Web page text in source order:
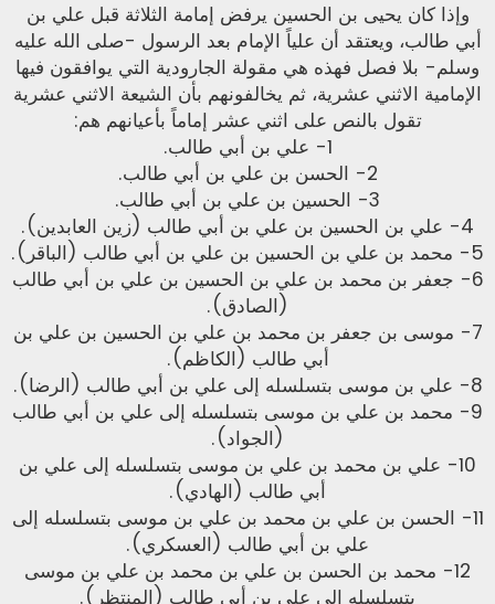
ر
ة
وإذا كان يحيى بن الحسين يرفض إمامة الثلاثة قبل علي بن
أبي طالب، ويعتقد أن علياً الإمام بعد الرسول -صلى الله عليه
وسلم- بلا فصل فهذه هي مقولة الجارودية التي يوافقون فيها
الإمامية الاثني عشرية، ثم يخالفونهم بأن الشيعة الاثني عشرية
تقول بالنص على اثني عشر إماماً بأعيانهم هم:
1- علي بن أبي طالب.
2- الحسن بن علي بن أبي طالب.
3- الحسين بن علي بن أبي طالب.
4- علي بن الحسين بن علي بن أبي طالب (زين العابدين).
5- محمد بن علي بن الحسين بن علي بن أبي طالب (الباقر).
6- جعفر بن محمد بن علي بن الحسين بن علي بن أبي طالب
(الصادق).
7- موسى بن جعفر بن محمد بن علي بن الحسين بن علي بن
أبي طالب (الكاظم).
8- علي بن موسى بتسلسله إلى علي بن أبي طالب (الرضا).
9- محمد بن علي بن موسى بتسلسله إلى علي بن أبي طالب
(الجواد).
10- علي بن محمد بن علي بن موسى بتسلسله إلى علي بن
أبي طالب (الهادي).
11- الحسن بن علي بن محمد بن علي بن موسى بتسلسله إلى
علي بن أبي طالب (العسكري).
12- محمد بن الحسن بن علي بن محمد بن علي بن موسى
بتسلسله إلى علي بن أبي طالب (المنتظر).